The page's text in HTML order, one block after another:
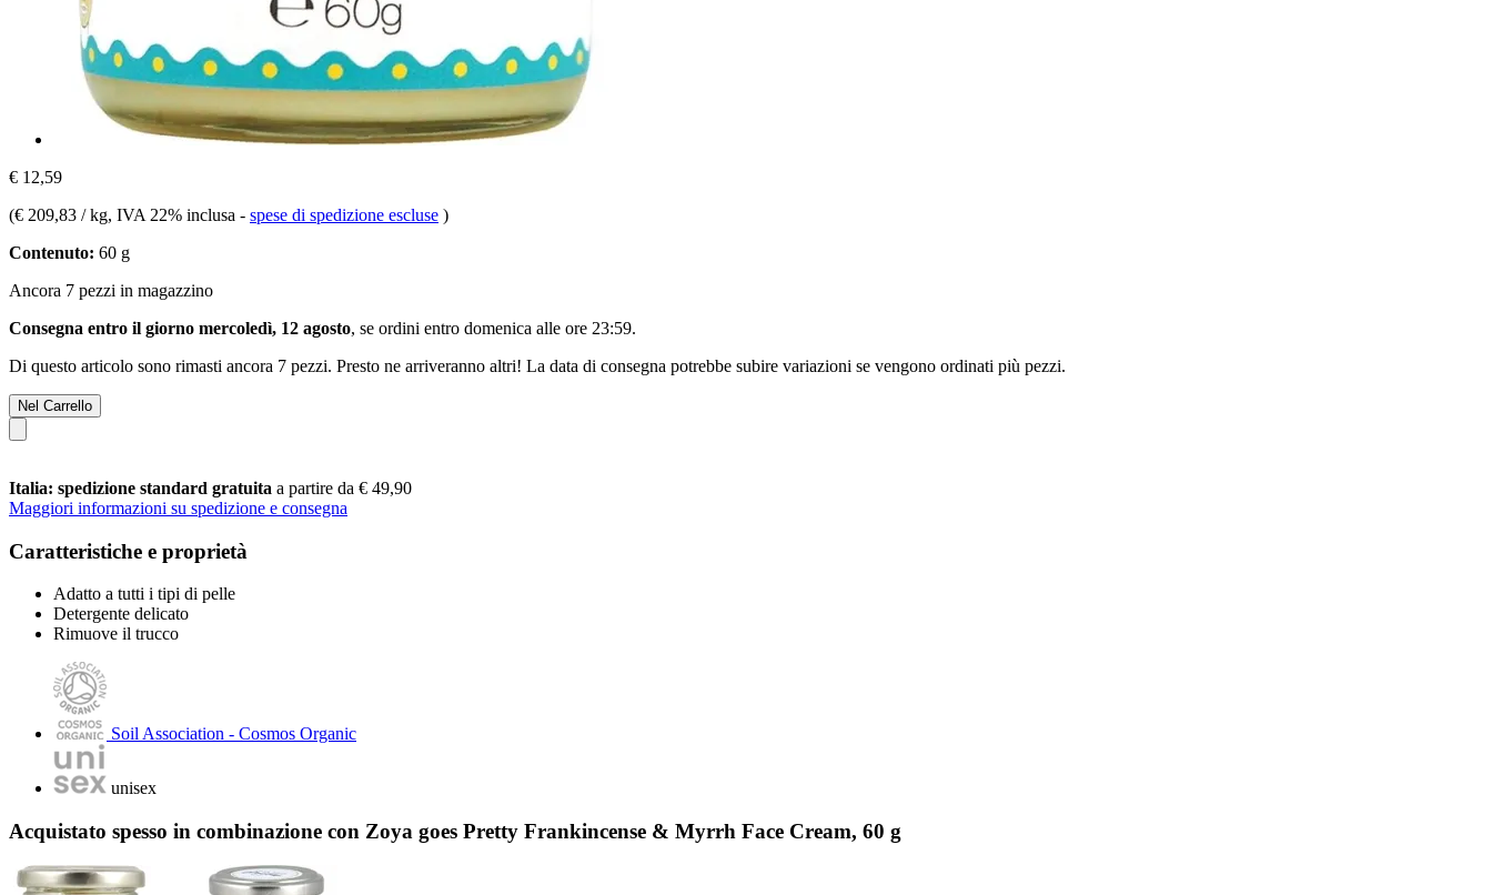
€ 12,59
(€ 209,83 / kg, IVA 22% inclusa - spese di spedizione escluse )
Contenuto: 60 g
Ancora 7 pezzi in magazzino
Consegna entro il giorno mercoledì, 12 agosto, se ordini entro domenica alle ore 23:59.
Di questo articolo sono rimasti ancora 7 pezzi. Presto ne arriveranno altri! La data di consegna potrebbe subire variazioni se vengono ordinati più pezzi.
Nel Carrello
Italia: spedizione standard gratuita a partire da € 49,90
Maggiori informazioni su spedizione e consegna
Caratteristiche e proprietà
Adatto a tutti i tipi di pelle
Detergente delicato
Rimuove il trucco
Soil Association - Cosmos Organic
unisex
Acquistato spesso in combinazione con Zoya goes Pretty Frankincense & Myrrh Face Cream, 60 g